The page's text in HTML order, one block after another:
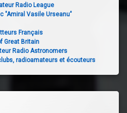
Radio League
"Amiral Vasile Urseanu"
Français
Great Britain
Radio Astronomers
radioamateurs et écouteurs